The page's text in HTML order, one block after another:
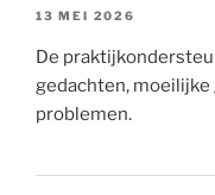
13 MEI 2026
De
gedachten,
problemen.